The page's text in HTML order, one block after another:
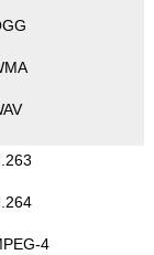
4